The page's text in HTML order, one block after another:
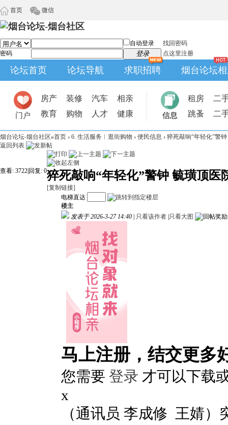
首页 微信
自动登录
找回密码
密码
登录 点这里注册
论坛首页 论坛导航 求职招聘 烟台论坛
门户
房产 装修 汽车
相亲
教育
购物 人才 健康 信息
租房
二
跳蚤
二
烟台论坛-烟台社区»首页 › 6. 生活服务︱逛街购物 › 便民信息 › 猝死敲响“年轻化”警
返回列表
查看: 3722 回复: 0猝死敲响“年轻化”警钟 毓璜顶医
[复制链接]
电梯直达
楼主
发表于 2026-3-27 14:40
只看该作者 只看大图
马上注册，结交更多
您需要 登录 才可以下载
x
（通讯员 李成修 王婧